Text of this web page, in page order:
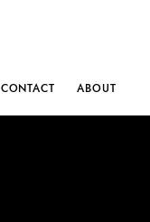
CONTACT ABOUT